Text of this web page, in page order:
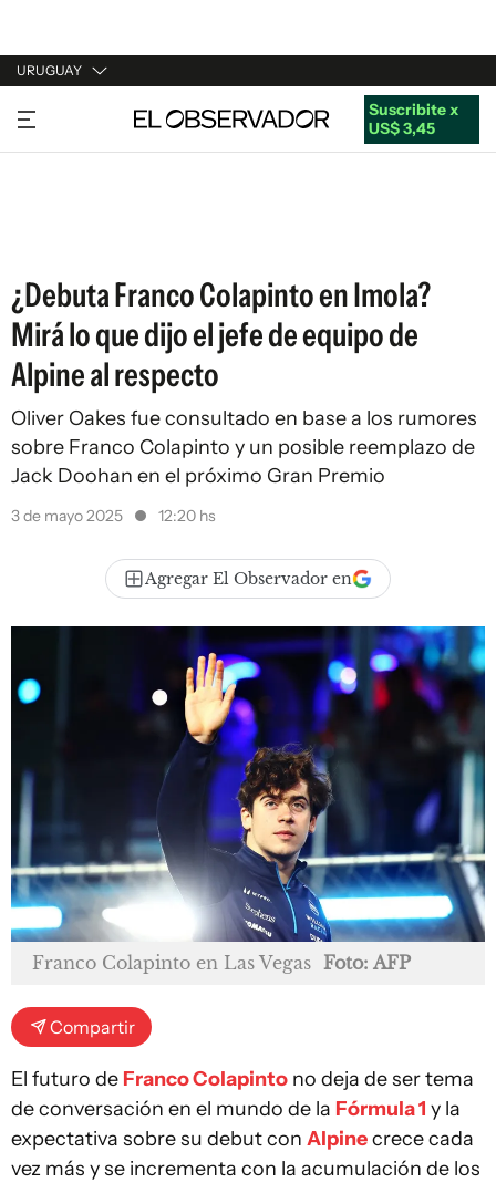
URUGUAY
URUGUAY
ARGENTINA
Suscribite x
US$ 3,45
¿Debuta Franco Colapinto en Imola?
Mirá lo que dijo el jefe de equipo de
Alpine al respecto
Oliver Oakes fue consultado en base a los rumores
sobre Franco Colapinto y un posible reemplazo de
Jack Doohan en el próximo Gran Premio
3 de mayo 2025 12:20 hs
Agregar El Observador en
Franco Colapinto en Las Vegas Foto: AFP
Compartir
El futuro de Franco Colapinto no deja de ser tema
de conversación en el mundo de la Fórmula 1 y la
expectativa sobre su debut con Alpinecrece cada
vez más y se incrementa con la acumulación de los